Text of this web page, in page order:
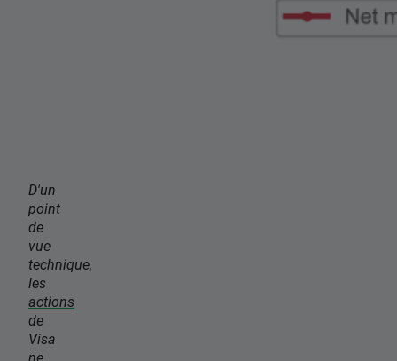
D'un
point
de
vue
technique,
les
actions
de
Visa
ne